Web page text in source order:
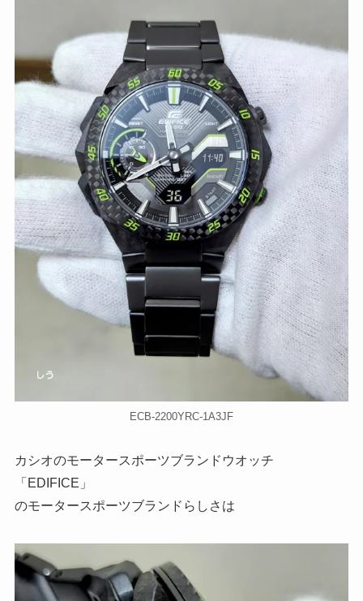
ECB-2200YRC-1A3JF
カシオのモータースポーツブランドウオッチ
「EDIFICE」
のモータースポーツブランドらしさは